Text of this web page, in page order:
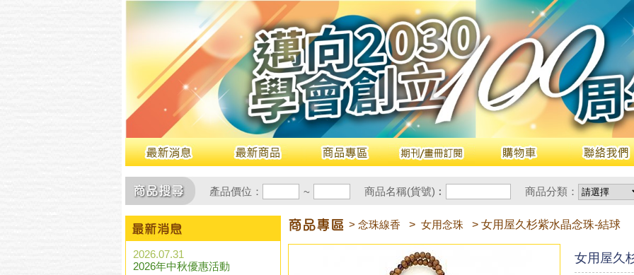
產品價位： ~ 商品名稱(貨號)︰ 商品分類：
2026.07.31
2026年中秋優惠活動
> 念珠線香 > 女用念珠 > 女用屋久杉紫水晶念珠-結球
女用屋久